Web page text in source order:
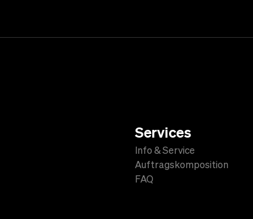
Services
Info & Service
Auftragskomposition
FAQ